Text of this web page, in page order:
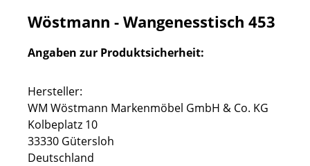
Wöstmann - Wangenesstisch 453
Angaben zur Produktsicherheit:
Hersteller:
WM Wöstmann Markenmöbel GmbH & Co. KG
Kolbeplatz 10
33330 Gütersloh
Deutschland